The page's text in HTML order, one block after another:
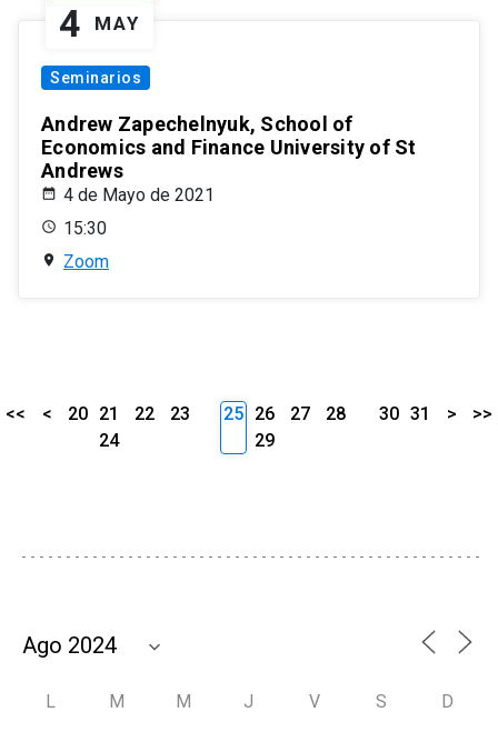
4 MAY
Seminarios
Andrew Zapechelnyuk, School of
Economics and Finance University of St
Andrews
4 de Mayo de 2021
15:30
Zoom
<< < 20 21 22
23
24
25 26 27
28
29
30 31 > >>
L M M J V S D